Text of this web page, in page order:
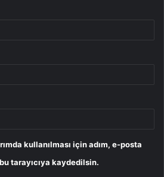
kullanılması için adım, e-posta
tarayıcıya kaydedilsin.